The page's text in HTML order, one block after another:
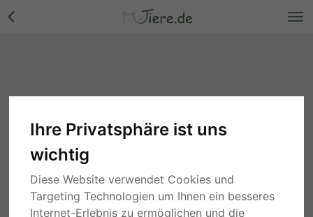
Ihre Privatsphäre ist uns
wichtig
Diese Website verwendet Cookies und
Targeting Technologien um Ihnen ein besseres
Internet-Erlebnis zu ermöglichen und die